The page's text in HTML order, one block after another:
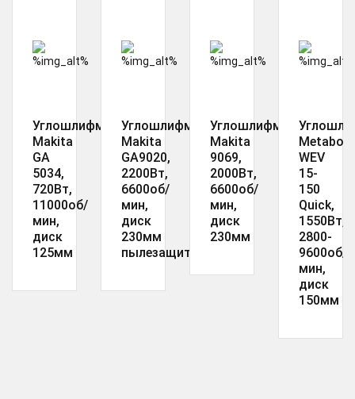
Углошлифмашина
Makita
GA
5034,
720Вт,
11000об/
мин,
диск
125мм
Углошлифмашина
Makita
GA9020,
2200Вт,
6600об/
мин,
диск
230мм
пылезащита
Углошлифмашина
Makita
9069,
2000Вт,
6600об/
мин,
диск
230мм
Metabo
WEV
15-
150
Quick,
1550Вт,
2800-
9600об/
мин,
диск
150мм